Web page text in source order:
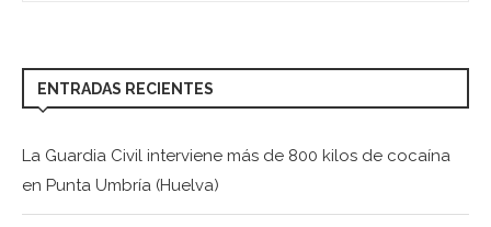
ENTRADAS RECIENTES
La Guardia Civil interviene más de 800 kilos de cocaína
en Punta Umbría (Huelva)